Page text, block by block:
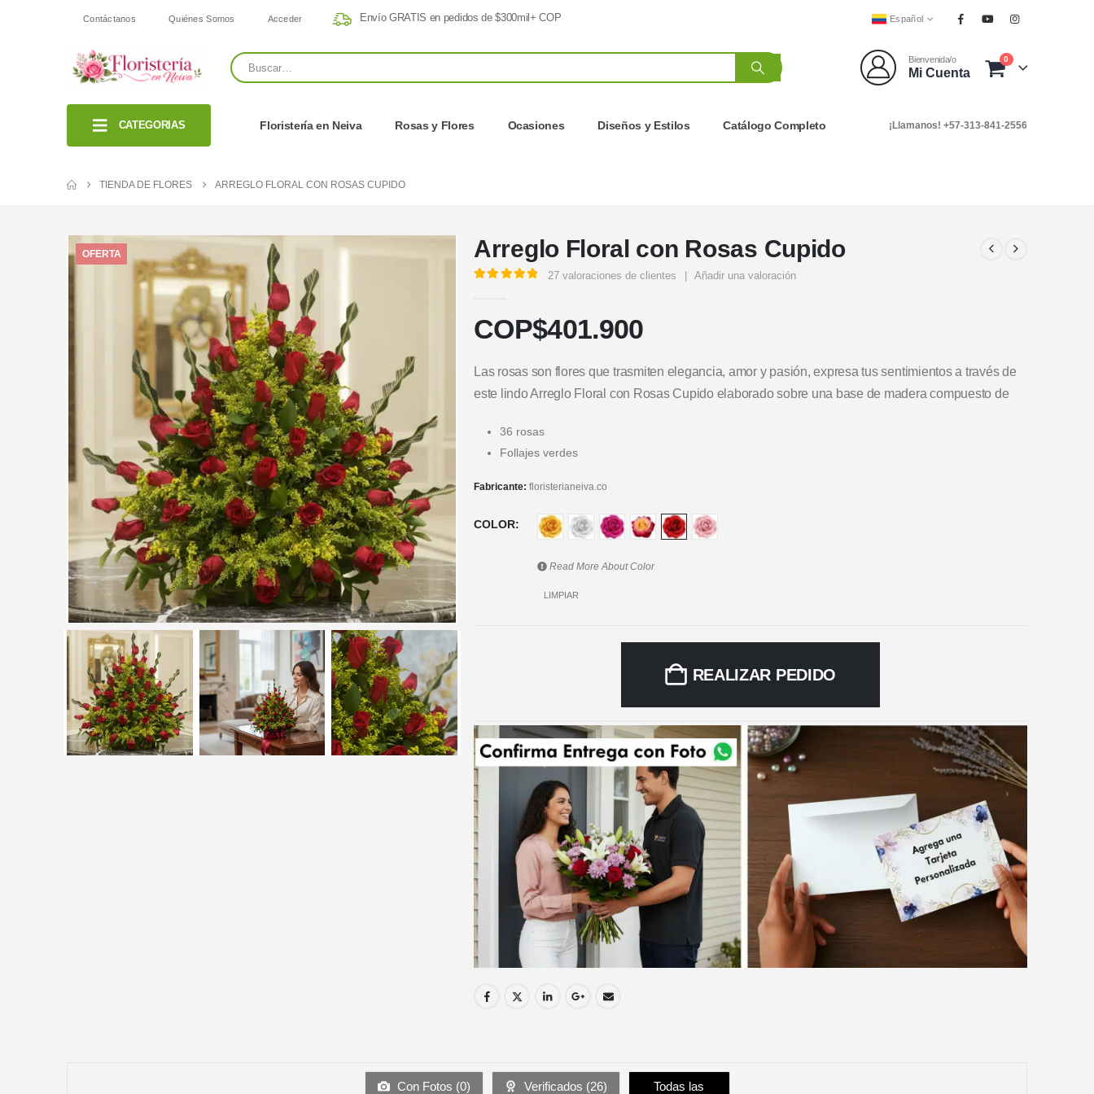
Contáctanos Quiénes Somos Acceder Envío GRATIS en pedidos de $300mil+ COP Español
Bienvenida/o
Mi Cuenta
0
CATEGORIAS Floristería en Neiva Rosas y Flores Ocasiones Diseños y Estilos Catálogo Completo ¡Llamanos! +57-313-841-2556
TIENDA DE FLORES ARREGLO FLORAL CON ROSAS CUPIDO
OFERTA Arreglo Floral con Rosas Cupido
27 valoraciones de clientes Añadir una valoración
COP$401.900
Las rosas son flores que trasmiten elegancia, amor y pasión, expresa tus sentimientos a través de
este lindo Arreglo Floral con Rosas Cupido elaborado sobre una base de madera compuesto de
36 rosas
Follajes verdes
Fabricante: floristerianeiva.co
COLOR
Read More AboutColor
LIMPIAR
REALIZAR PEDIDO
Con Fotos (0) Verificados (26)
Todas las